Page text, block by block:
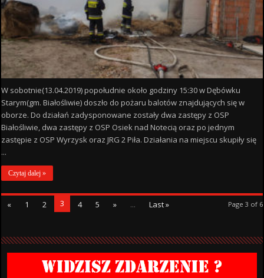
W sobotnie(13.04.2019) popołudnie około godziny 15:30 w Dębówku
Starym(gm. Białośliwie) doszło do pożaru balotów znajdujących się w
oborze. Do działań zadysponowane zostały dwa zastępy z OSP
Białośliwie, dwa zastępy z OSP Osiek nad Notecią oraz po jednym
zastępie z OSP Wyrzysk oraz JRG 2 Piła. Działania na miejscu skupiły się
...
Czytaj dalej »
Page 3 of 6
« 1 2 3 4 5 » ... Last »